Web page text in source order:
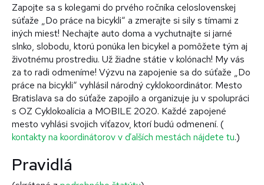
Zapojte sa s kolegami do prvého ročníka celoslovenskej
súťaže „Do práce na bicykli“ a zmerajte si sily s tímami z
iných miest! Nechajte auto doma a vychutnajte si jarné
slnko, slobodu, ktorú ponúka len bicykel a pomôžete tým aj
životnému prostrediu. Už žiadne státie v kolónach! My vás
za to radi odmeníme! Výzvu na zapojenie sa do súťaže „Do
práce na bicykli“ vyhlásil národný cyklokoordinátor. Mesto
Bratislava sa do súťaže zapojilo a organizuje ju v spolupráci
s OZ Cyklokoalícia a MOBILE 2020. Každé zapojené
mesto vyhlási svojich víťazov, ktorí budú odmenení. (
kontakty na koordinátorov v ďalších mestách nájdete tu.)
Pravidlá